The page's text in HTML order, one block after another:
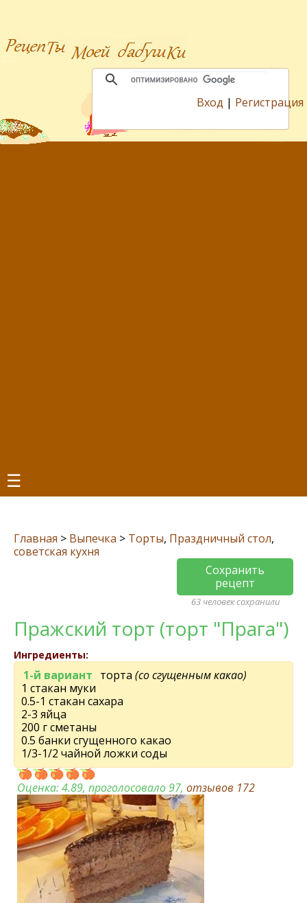
Вход | Регистрация
☰
Главная > Выпечка > Торты, Праздничный стол,
советская кухня
Сохранить
рецепт
63 человек сохранили
Пражский торт (торт "Прага")
Ингредиенты:
1-й вариант торта (со сгущенным какао)
1 стакан муки
0.5-1 стакан сахара
2-3 яйца
200 г сметаны
0.5 банки сгущенного какао
1/3-1/2 чайной ложки соды
Оценка:4.89, проголосовало 97, отзывов 172